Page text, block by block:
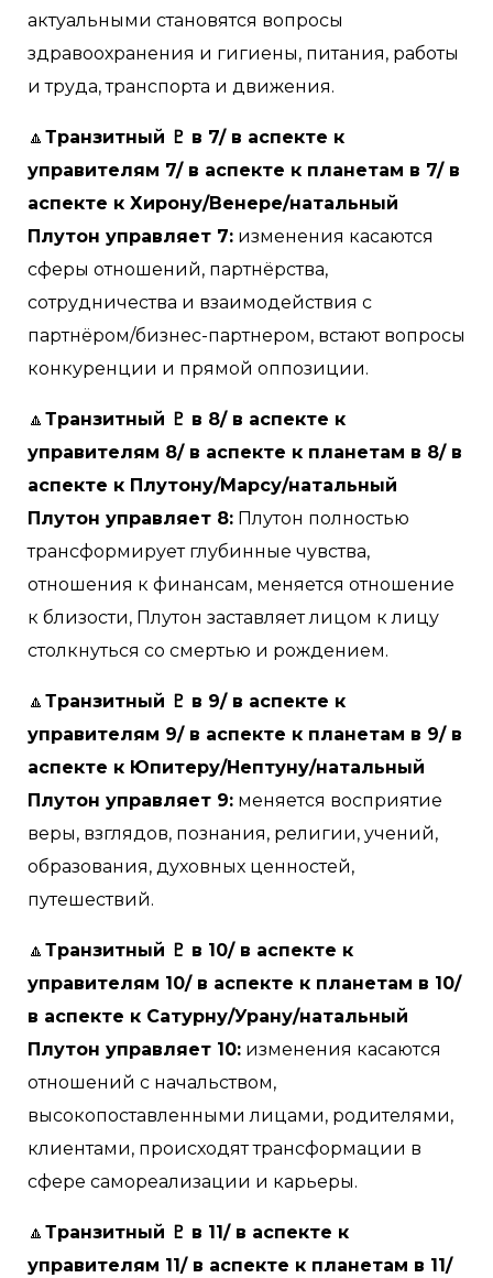
актуальными становятся вопросы
здравоохранения и гигиены, питания, работы
и труда, транспорта и движения.
🔼 Транзитный ♇ в 7/ в аспекте к
управителям 7/ в аспекте к планетам в 7/ в
аспекте к Хирону/Венере/натальный
Плутон управляет 7: изменения касаются
сферы отношений, партнёрства,
сотрудничества и взаимодействия с
партнёром/бизнес-партнером, встают вопросы
конкуренции и прямой оппозиции.
🔼 Транзитный ♇ в 8/ в аспекте к
управителям 8/ в аспекте к планетам в 8/ в
аспекте к Плутону/Марсу/натальный
Плутон управляет 8: Плутон полностью
трансформирует глубинные чувства,
отношения к финансам, меняется отношение
к близости, Плутон заставляет лицом к лицу
столкнуться со смертью и рождением.
🔼 Транзитный ♇ в 9/ в аспекте к
управителям 9/ в аспекте к планетам в 9/ в
аспекте к Юпитеру/Нептуну/натальный
Плутон управляет 9: меняется восприятие
веры, взглядов, познания, религии, учений,
образования, духовных ценностей,
путешествий.
🔼 Транзитный ♇ в 10/ в аспекте к
управителям 10/ в аспекте к планетам в 10/
в аспекте к Сатурну/Урану/натальный
Плутон управляет 10: изменения касаются
отношений с начальством,
высокопоставленными лицами, родителями,
клиентами, происходят трансформации в
сфере самореализации и карьеры.
🔼 Транзитный ♇ в 11/ в аспекте к
управителям 11/ в аспекте к планетам в 11/